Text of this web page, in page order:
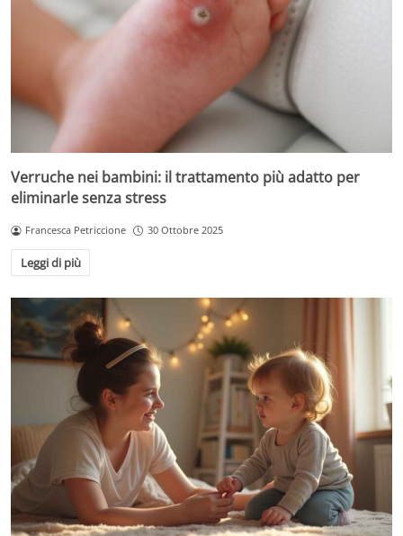
Verruche nei bambini: il trattamento più adatto per
eliminarle senza stress
Francesca Petriccione 30 Ottobre 2025
Leggi di più